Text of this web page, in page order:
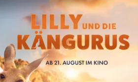
DIE KÄNGURUS